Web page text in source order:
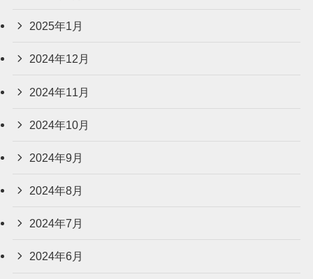
2025年1月
2024年12月
2024年11月
2024年10月
2024年9月
2024年8月
2024年7月
2024年6月